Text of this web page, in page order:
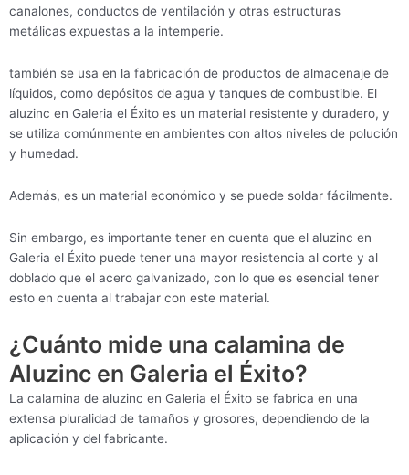
canalones, conductos de ventilación y otras estructuras
metálicas expuestas a la intemperie.
también se usa en la fabricación de productos de almacenaje de
líquidos, como depósitos de agua y tanques de combustible. El
aluzinc en Galeria el Éxito es un material resistente y duradero, y
se utiliza comúnmente en ambientes con altos niveles de polución
y humedad.
Además, es un material económico y se puede soldar fácilmente.
Sin embargo, es importante tener en cuenta que el aluzinc en
Galeria el Éxito puede tener una mayor resistencia al corte y al
doblado que el acero galvanizado, con lo que es esencial tener
esto en cuenta al trabajar con este material.
¿Cuánto mide una calamina de
Aluzinc en Galeria el Éxito?
La calamina de aluzinc en Galeria el Éxito se fabrica en una
extensa pluralidad de tamaños y grosores, dependiendo de la
aplicación y del fabricante.